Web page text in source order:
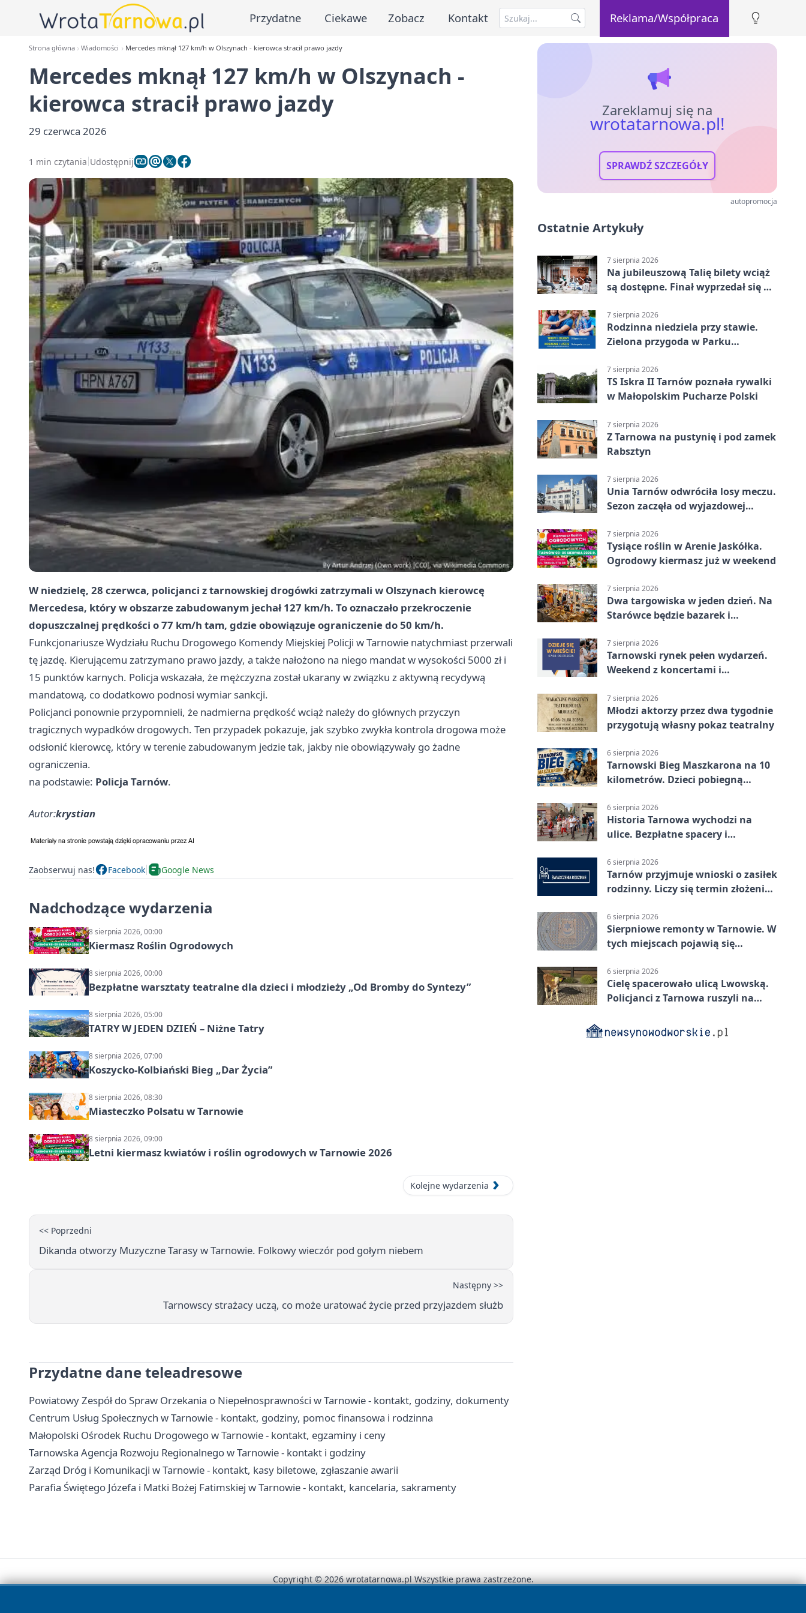
Przydatne Ciekawe Zobacz Kontakt Reklama/Współpraca
Strona główna Wiadomości Mercedes mknął 127 km/h w Olszynach - kierowca stracił prawo jazdy
Mercedes mknął 127 km/h w Olszynach -
kierowca stracił prawo jazdy
29 czerwca 2026
1 min czytania Udostępnij
W niedzielę, 28 czerwca, policjanci z tarnowskiej drogówki zatrzymali w Olszynach kierowcę
Mercedesa, który w obszarze zabudowanym jechał 127 km/h. To oznaczało przekroczenie
dopuszczalnej prędkości o 77 km/h tam, gdzie obowiązuje ograniczenie do 50 km/h.
Funkcjonariusze Wydziału Ruchu Drogowego Komendy Miejskiej Policji w Tarnowie natychmiast przerwali
tę jazdę. Kierującemu zatrzymano prawo jazdy, a także nałożono na niego mandat w wysokości 5000 zł i
15 punktów karnych. Policja wskazała, że mężczyzna został ukarany w związku z aktywną recydywą
mandatową, co dodatkowo podnosi wymiar sankcji.
Policjanci ponownie przypomnieli, że nadmierna prędkość wciąż należy do głównych przyczyn
tragicznych wypadków drogowych. Ten przypadek pokazuje, jak szybko zwykła kontrola drogowa może
odsłonić kierowcę, który w terenie zabudowanym jedzie tak, jakby nie obowiązywały go żadne
ograniczenia.
na podstawie: Policja Tarnów.
Autor:krystian
Zaobserwuj nas! Facebook Google News
Nadchodzące wydarzenia
8 sierpnia 2026, 00:00
Kiermasz Roślin Ogrodowych
8 sierpnia 2026, 00:00
Bezpłatne warsztaty teatralne dla dzieci i młodzieży „Od Bromby do Syntezy”
8 sierpnia 2026, 05:00
TATRY W JEDEN DZIEŃ – Niżne Tatry
8 sierpnia 2026, 07:00
Koszycko-Kolbiański Bieg „Dar Życia”
8 sierpnia 2026, 08:30
Miasteczko Polsatu w Tarnowie
8 sierpnia 2026, 09:00
Letni kiermasz kwiatów i roślin ogrodowych w Tarnowie 2026
Kolejne wydarzenia
<< Poprzedni
Dikanda otworzy Muzyczne Tarasy w Tarnowie. Folkowy wieczór pod gołym niebem
Następny >>
Tarnowscy strażacy uczą, co może uratować życie przed przyjazdem służb
Przydatne dane teleadresowe
Powiatowy Zespół do Spraw Orzekania o Niepełnosprawności w Tarnowie - kontakt, godziny, dokumenty
Centrum Usług Społecznych w Tarnowie - kontakt, godziny, pomoc finansowa i rodzinna
Małopolski Ośrodek Ruchu Drogowego w Tarnowie - kontakt, egzaminy i ceny
Tarnowska Agencja Rozwoju Regionalnego w Tarnowie - kontakt i godziny
Zarząd Dróg i Komunikacji w Tarnowie - kontakt, kasy biletowe, zgłaszanie awarii
Parafia Świętego Józefa i Matki Bożej Fatimskiej w Tarnowie - kontakt, kancelaria, sakramenty
Zareklamuj się na
wrotatarnowa.pl!
SPRAWDŹ SZCZEGÓŁY
autopromocja
Ostatnie Artykuły
7 sierpnia 2026
Na jubileuszową Talię bilety wciąż
są dostępne. Finał wyprzedał się w
7 sierpnia 2026
Rodzinna niedziela przy stawie.
Zielona przygoda w Parku
7 sierpnia 2026
TS Iskra II Tarnów poznała rywalki
w Małopolskim Pucharze Polski
7 sierpnia 2026
Z Tarnowa na pustynię i pod zamek
Rabsztyn
7 sierpnia 2026
Unia Tarnów odwróciła losy meczu.
Sezon zaczęła od wyjazdowej
7 sierpnia 2026
Tysiące roślin w Arenie Jaskółka.
Ogrodowy kiermasz już w weekend
7 sierpnia 2026
Dwa targowiska w jeden dzień. Na
Starówce będzie bazarek i
7 sierpnia 2026
Tarnowski rynek pełen wydarzeń.
Weekend z koncertami i
7 sierpnia 2026
Młodzi aktorzy przez dwa tygodnie
przygotują własny pokaz teatralny
6 sierpnia 2026
Tarnowski Bieg Maszkarona na 10
kilometrów. Dzieci pobiegną
6 sierpnia 2026
Historia Tarnowa wychodzi na
ulice. Bezpłatne spacery i
6 sierpnia 2026
Tarnów przyjmuje wnioski o zasiłek
rodzinny. Liczy się termin złożenia
6 sierpnia 2026
Sierpniowe remonty w Tarnowie. W
tych miejscach pojawią się
6 sierpnia 2026
Cielę spacerowało ulicą Lwowską.
Policjanci z Tarnowa ruszyli na
Copyright © 2026 wrotatarnowa.pl Wszystkie prawa zastrzeżone.